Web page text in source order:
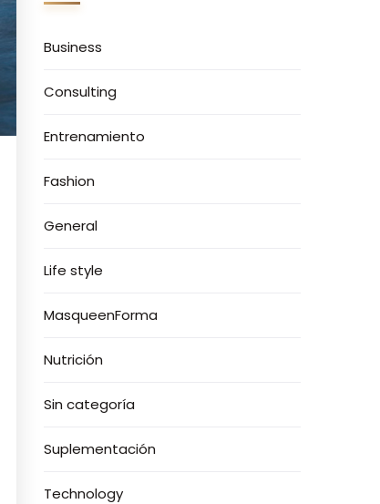
Business
Consulting
Entrenamiento
Fashion
General
Life style
MasqueenForma
Nutrición
Sin categoría
Suplementación
Technology